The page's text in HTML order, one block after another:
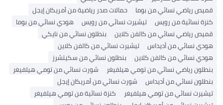
قميص رياضي نسائي من بوما
حمالات صدر رياضية من أمريكان إيجل
كنزة نسائية من رويس
تيشيرت نسائي من رويس
هودي نسائي من بوما
قميص رياضي نسائي من كالفن كلاين
بنطلون نسائي من نايكي
هودي نسائي من أديداس
تيشيرت نسائي من كالفن كلاين
هودي نسائي من كالفن كلاين
بنطلون نسائي من سكيتشرز
بنطلون رياضي نسائي من تومي هيلفيغر
شورت نسائي من تومي هيلفيغر
بنطلون نسائي من أديداس
شورت نسائي من أمريكان إيجل
تيشيرت نسائي من تومي هيلفيغر
كنزة نسائية من تومي هيلفيغر